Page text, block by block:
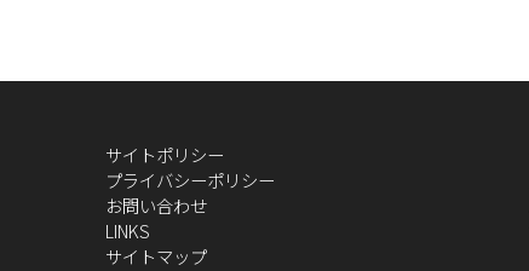
サイトポリシー
プライバシーポリシー
お問い合わせ
LINKS
サイトマップ